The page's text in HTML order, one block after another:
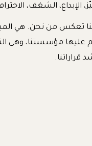
الإبداع، الشغف،
تعكس من نحن. هي
عليها مؤسستنا، وهي
قراراتنا.